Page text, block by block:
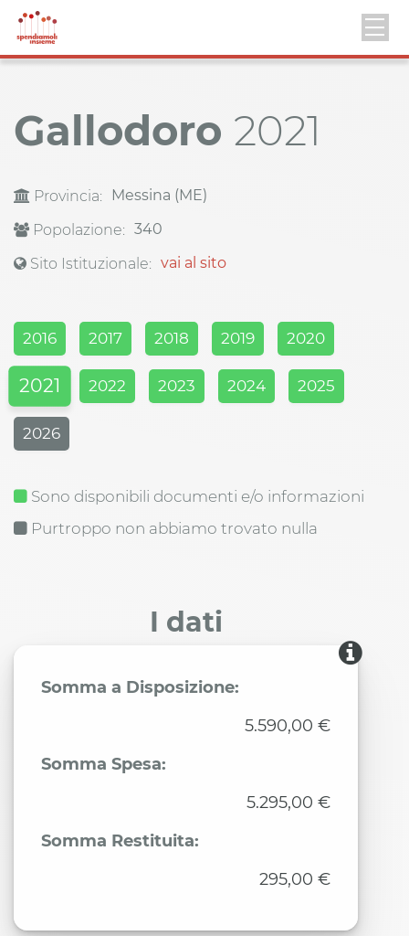
Gallodoro 2021
Provincia:
Messina (ME)
Popolazione: 340
Sito Istituzionale: vai al sito
2016 2017 2018 2019 2020
2021 2022 2023 2024 2025
2026
Sono disponibili documenti e/o informazioni
Purtroppo non abbiamo trovato nulla
I dati
Somma a Disposizione:
5.590,00 €
Somma Spesa:
5.295,00 €
Somma Restituita:
295,00 €